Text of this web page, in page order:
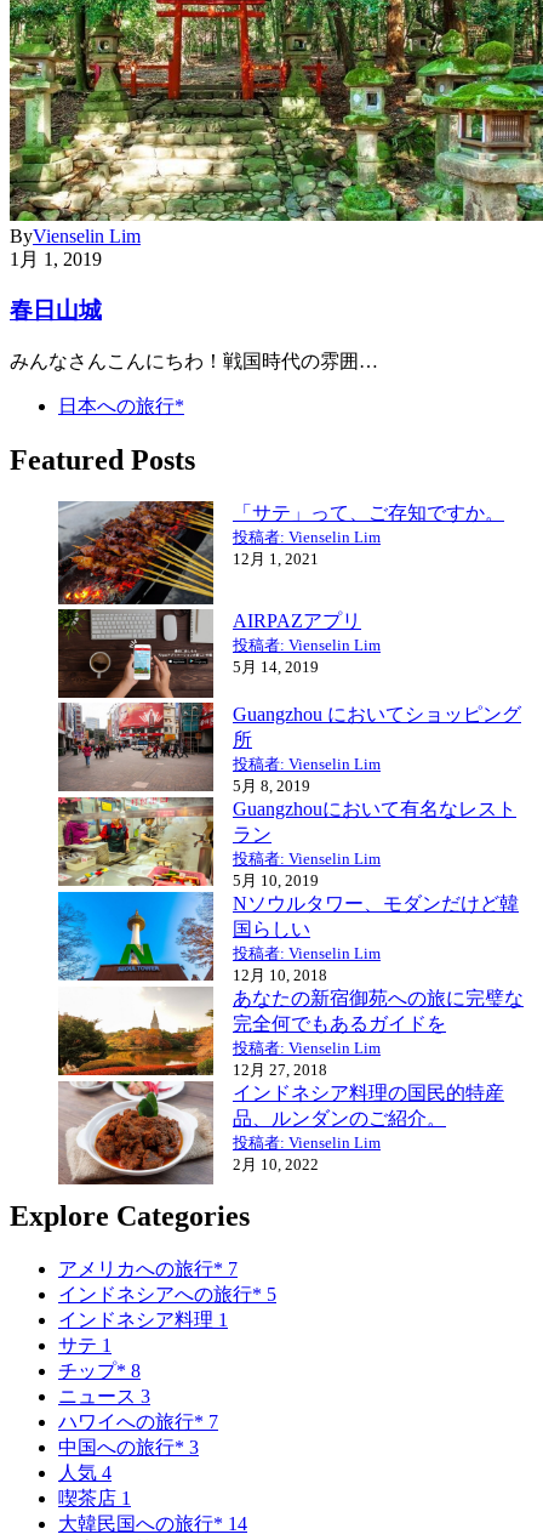
ByVienselin Lim
1月 1, 2019
春日山城
みんなさんこんにちわ！戦国時代の雰囲…
日本への旅行*
Featured Posts
「サテ」って、ご存知ですか。
投稿者: Vienselin Lim
12月 1, 2021
AIRPAZアプリ
投稿者: Vienselin Lim
5月 14, 2019
Guangzhou においてショッピング
所
投稿者: Vienselin Lim
5月 8, 2019
Guangzhouにおいて有名なレスト
ラン
投稿者: Vienselin Lim
5月 10, 2019
Nソウルタワー、モダンだけど韓
国らしい
投稿者: Vienselin Lim
12月 10, 2018
あなたの新宿御苑への旅に完璧な
完全何でもあるガイドを
投稿者: Vienselin Lim
12月 27, 2018
インドネシア料理の国民的特産
品、ルンダンのご紹介。
投稿者: Vienselin Lim
2月 10, 2022
Explore Categories
アメリカへの旅行* 7
インドネシアへの旅行* 5
インドネシア料理 1
サテ 1
チップ* 8
ニュース 3
ハワイへの旅行* 7
中国への旅行* 3
人気 4
喫茶店 1
大韓民国への旅行* 14